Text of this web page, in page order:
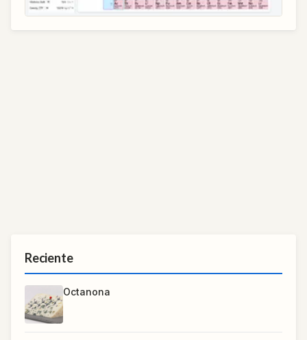
Reciente
Octanona